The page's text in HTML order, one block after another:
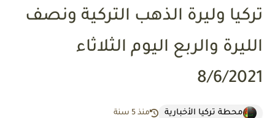
تركيا وليرة الذهب التركية ونصف
الليرة والربع اليوم الثلاثاء
8/6/2021
محطة تركيا الأخبارية منذ 5 سنة